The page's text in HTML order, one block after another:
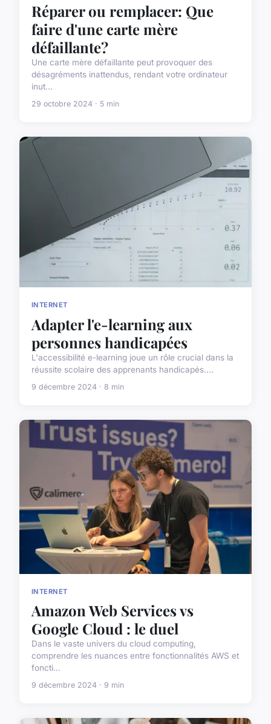
Réparer ou remplacer: Que
faire d'une carte mère
défaillante?
Une carte mère défaillante peut provoquer des
désagréments inattendus, rendant votre ordinateur
inut...
29 octobre 2024 · 5 min
INTERNET
Adapter l'e-learning aux
personnes handicapées
L'accessibilité e-learning joue un rôle crucial dans la
réussite scolaire des apprenants handicapés....
9 décembre 2024 · 8 min
INTERNET
Amazon Web Services vs
Google Cloud : le duel
Dans le vaste univers du cloud computing,
comprendre les nuances entre fonctionnalités AWS et
foncti...
9 décembre 2024 · 9 min